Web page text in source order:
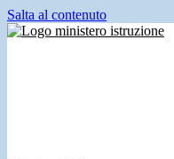
Salta al contenuto